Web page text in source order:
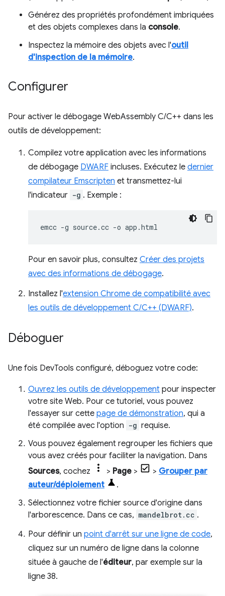
Générez des propriétés profondément imbriquées
et des objets complexes dans la console.
Inspectez la mémoire des objets avec l'outil
d'inspection de la mémoire.
Configurer
Pour activer le débogage WebAssembly C/C++ dans les
outils de développement:
Compilez votre application avec les informations
de débogage DWARF incluses. Exécutez le dernier
compilateur Emscripten et transmettez-lui
l'indicateur -g . Exemple :
emcc -g source.cc -o
Pour en savoir plus, consultez Créer des projets
avec des informations de débogage.
Installez l'extension Chrome de compatibilité avec
les outils de développement C/C++ (DWARF).
Déboguer
Une fois DevTools configuré, déboguez votre code:
Ouvrez les outils de développement pour inspecter
votre site Web. Pour ce tutoriel, vous pouvez
l'essayer sur cette page de démonstration, qui a
été compilée avec l'option -g requise.
Vous pouvez également regrouper les fichiers que
vous avez créés pour faciliter la navigation. Dans
Sources, cochez > Page > > Grouper par
auteur/déploiement
.
Sélectionnez votre fichier source d'origine dans
l'arborescence. Dans ce cas, mandelbrot.cc .
Pour définir un point d'arrêt sur une ligne de code,
cliquez sur un numéro de ligne dans la colonne
située à gauche de l'éditeur, par exemple sur la
ligne 38.